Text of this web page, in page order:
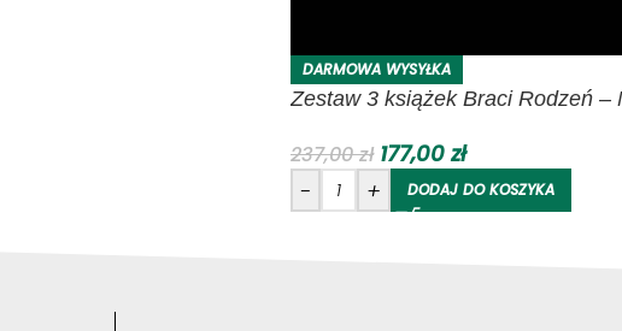
DARMOWA WYSYŁKA
Zestaw 3 książek Braci Rodzeń –
237,00zł 177,00zł
-
+ DODAJ DO KOSZYKA